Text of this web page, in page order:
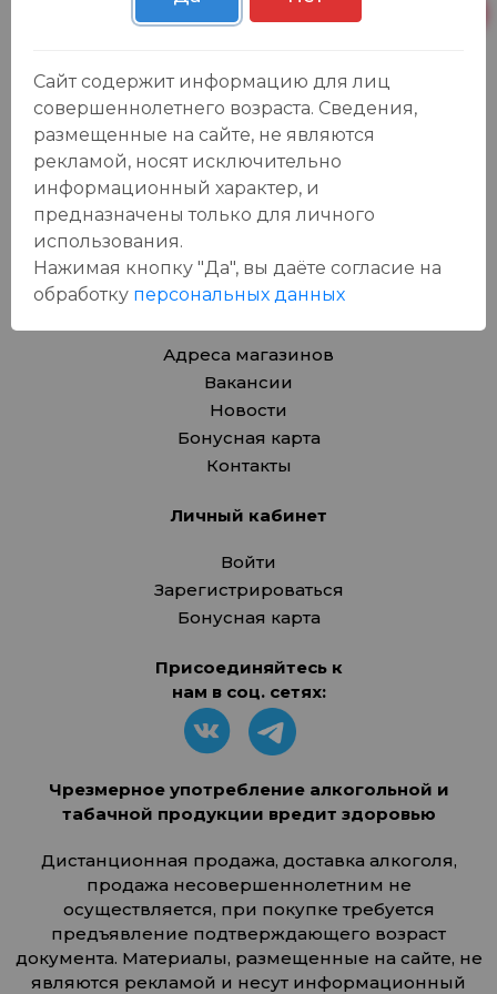
Безалкогольные напитки
Товары для дома, игрушки
Крепкие напитки
Пиво, сидр
Подарочные карты
О компании
Адреса магазинов
Вакансии
Новости
Бонусная карта
Контакты
Личный кабинет
Войти
Зарегистрироваться
Бонусная карта
Присоединяйтесь к
нам в соц. сетях:
Чрезмерное употребление алкогольной и
табачной продукции вредит здоровью
Дистанционная продажа, доставка алкоголя,
продажа несовершеннолетним не
осуществляется, при покупке требуется
предъявление подтверждающего возраст
документа. Материалы, размещенные на сайте, не
являются рекламой и несут информационный
Сайт содержит информацию для лиц
совершеннолетнего возраста. Сведения,
размещенные на сайте, не являются
рекламой, носят исключительно
информационный характер, и
предназначены только для личного
использования.
Нажимая кнопку "Да", вы даёте cогласие на
обработку персональных данных